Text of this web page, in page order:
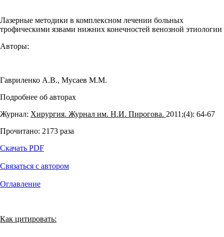
Лазерные методики в комплексном лечении больных
трофическими язвами нижних конечностей венозной этиологии
Авторы:
Гавриленко А.В., Мусаев М.М.
Подробнее об авторах
Журнал: Хирургия. Журнал им. Н.И. Пирогова. 2011;(4): 64‑67
Прочитано: 2173 раза
Скачать PDF
Связаться с автором
Оглавление
Как цитировать: